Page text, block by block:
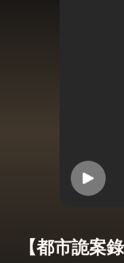
【都市詭案